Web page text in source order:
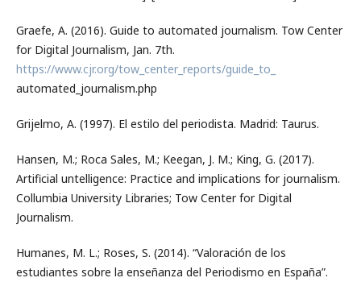
Graefe, A. (2016). Guide to automated journalism. Tow Center
for Digital Journalism, Jan. 7th.
https://www.cjr.org/tow_center_reports/guide_to_
automated_journalism.php
Grijelmo, A. (1997). El estilo del periodista. Madrid: Taurus.
Hansen, M.; Roca Sales, M.; Keegan, J. M.; King, G. (2017).
Artificial untelligence: Practice and implications for journalism.
Collumbia University Libraries; Tow Center for Digital
Journalism.
Humanes, M. L.; Roses, S. (2014). “Valoración de los
estudiantes sobre la enseñanza del Periodismo en España”.